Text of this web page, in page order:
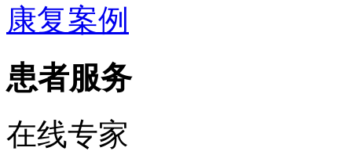
康复案例
患者服务
在线专家